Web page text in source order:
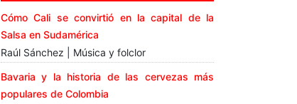
Cómo Cali se convirtió en la capital de la
Salsa en Sudamérica
Raúl Sánchez | Música y folclor
Bavaria y la historia de las cervezas más
populares de Colombia